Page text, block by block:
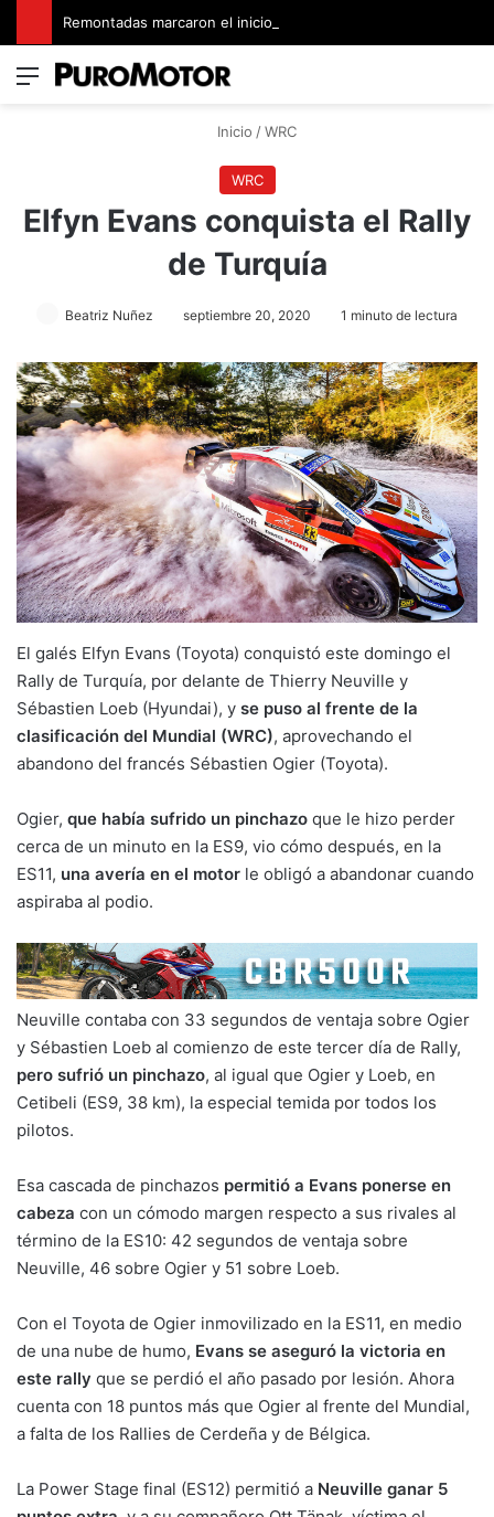
Menú
Inicio / WRC
WRC
Elfyn Evans conquista el Rally
de Turquía
Beatriz Nuñez septiembre 20, 2020 1 minuto de lectura
El galés Elfyn Evans (Toyota) conquistó este domingo el
Rally de Turquía, por delante de Thierry Neuville y
Sébastien Loeb (Hyundai), y se puso al frente de la
clasificación del Mundial (WRC), aprovechando el
abandono del francés Sébastien Ogier (Toyota).
Ogier, que había sufrido un pinchazo que le hizo perder
cerca de un minuto en la ES9, vio cómo después, en la
ES11, una avería en el motor le obligó a abandonar cuando
aspiraba al podio.
Neuville contaba con 33 segundos de ventaja sobre Ogier
y Sébastien Loeb al comienzo de este tercer día de Rally,
pero sufrió un pinchazo, al igual que Ogier y Loeb, en
Cetibeli (ES9, 38 km), la especial temida por todos los
pilotos.
Esa cascada de pinchazos permitió a Evans ponerse en
cabeza con un cómodo margen respecto a sus rivales al
término de la ES10: 42 segundos de ventaja sobre
Neuville, 46 sobre Ogier y 51 sobre Loeb.
Con el Toyota de Ogier inmovilizado en la ES11, en medio
de una nube de humo, Evans se aseguró la victoria en
este rally que se perdió el año pasado por lesión. Ahora
cuenta con 18 puntos más que Ogier al frente del Mundial,
a falta de los Rallies de Cerdeña y de Bélgica.
La Power Stage final (ES12) permitió a Neuville ganar 5